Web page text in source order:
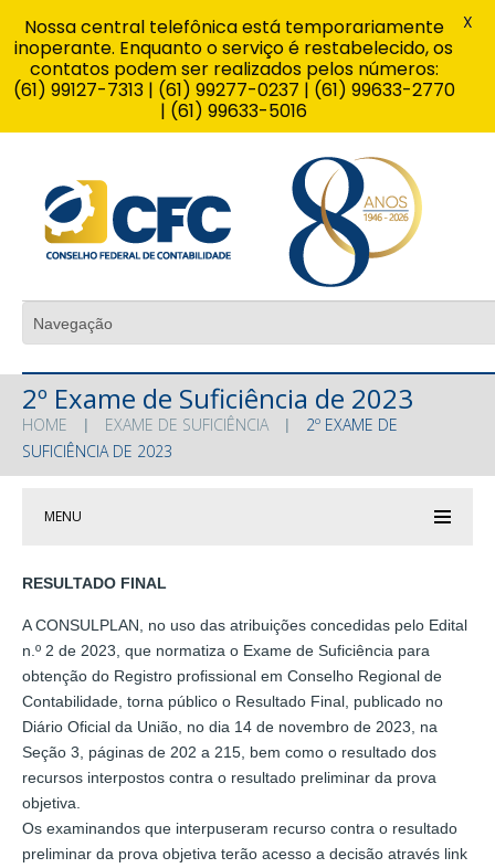
2º Exame de Suficiência de 2023
HOME EXAME DE SUFICIÊNCIA
2º EXAME DE
SUFICIÊNCIA DE 2023
MENU
RESULTADO FINAL
A CONSULPLAN, no uso das atribuições concedidas pelo Edital
n.º 2 de 2023, que normatiza o Exame de Suficiência para
obtenção do Registro profissional em Conselho Regional de
Contabilidade, torna público o Resultado Final, publicado no
Diário Oficial da União, no dia 14 de novembro de 2023, na
Seção 3, páginas de 202 a 215, bem como o resultado dos
recursos interpostos contra o resultado preliminar da prova
objetiva.
Os examinandos que interpuseram recurso contra o resultado
preliminar da prova objetiva terão acesso a decisão através link
Nossa central telefônica está temporariamente
inoperante. Enquanto o serviço é restabelecido, os
contatos podem ser realizados pelos números:
(61) 99127-7313 | (61) 99277-0237 | (61) 99633-2770
| (61) 99633-5016
X